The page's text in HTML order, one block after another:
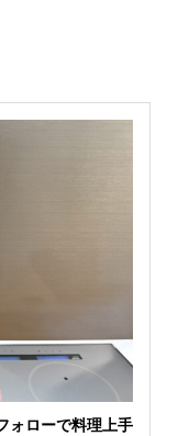
ォローで料理上手